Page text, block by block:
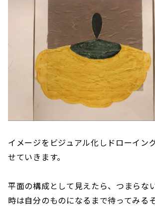
イメージをビジュアル化しドローイン
せていきます。
平面の構成として見えたら、つまらな
時は自分のものになるまで待ってみる